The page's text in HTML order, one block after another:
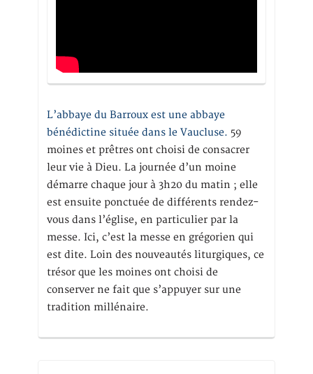
L’abbaye du Barroux est une abbaye
bénédictine située dans le Vaucluse. 59
moines et prêtres ont choisi de consacrer
leur vie à Dieu. La journée d’un moine
démarre chaque jour à 3h20 du matin ; elle
est ensuite ponctuée de différents rendez-
vous dans l’église, en particulier par la
messe. Ici, c’est la messe en grégorien qui
est dite. Loin des nouveautés liturgiques, ce
trésor que les moines ont choisi de
conserver ne fait que s’appuyer sur une
tradition millénaire.